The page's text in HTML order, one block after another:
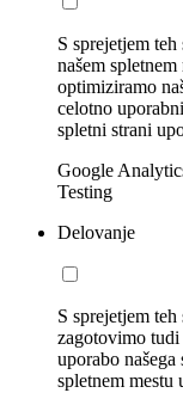
S sprejetjem
našem
optimiziramo
celotno
spletni strani
Google
Testing
Delovanje
S sprejetjem
zagotovimo
uporabo našega
spletnem mestu